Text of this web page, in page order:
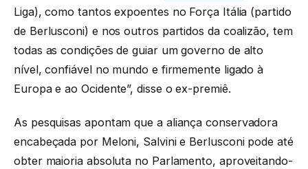
Liga), como tantos expoentes no Força Itália (partido
de Berlusconi) e nos outros partidos da coalizão, tem
todas as condições de guiar um governo de alto
nível, confiável no mundo e firmemente ligado à
Europa e ao Ocidente”, disse o ex-premiê.
As pesquisas apontam que a aliança conservadora
encabeçada por Meloni, Salvini e Berlusconi pode até
obter maioria absoluta no Parlamento, aproveitando-